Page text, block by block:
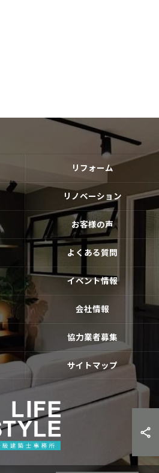
リフォーム
リノベーション
お客様の声
よくある質問
イベント情報
会社情報
協力業者募集
サイトマップ